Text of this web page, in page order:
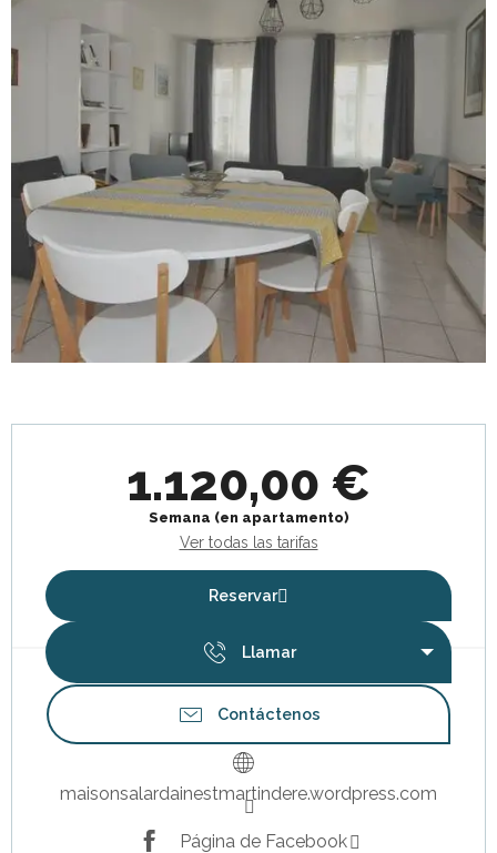
1.120,00 €
Semana (en apartamento)
Ver todas las tarifas
Reservar
Llamar
Contáctenos
maisonsalardainestmartindere.wordpress.com
Página de Facebook